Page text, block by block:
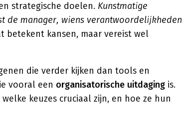
strategische doelen. Kunstmatige
de manager, wiens verantwoordelijkheden
betekent kansen, maar vereist wel
die verder kijken dan tools en
vooral een organisatorische uitdaging is.
keuzes cruciaal zijn, en hoe ze hun